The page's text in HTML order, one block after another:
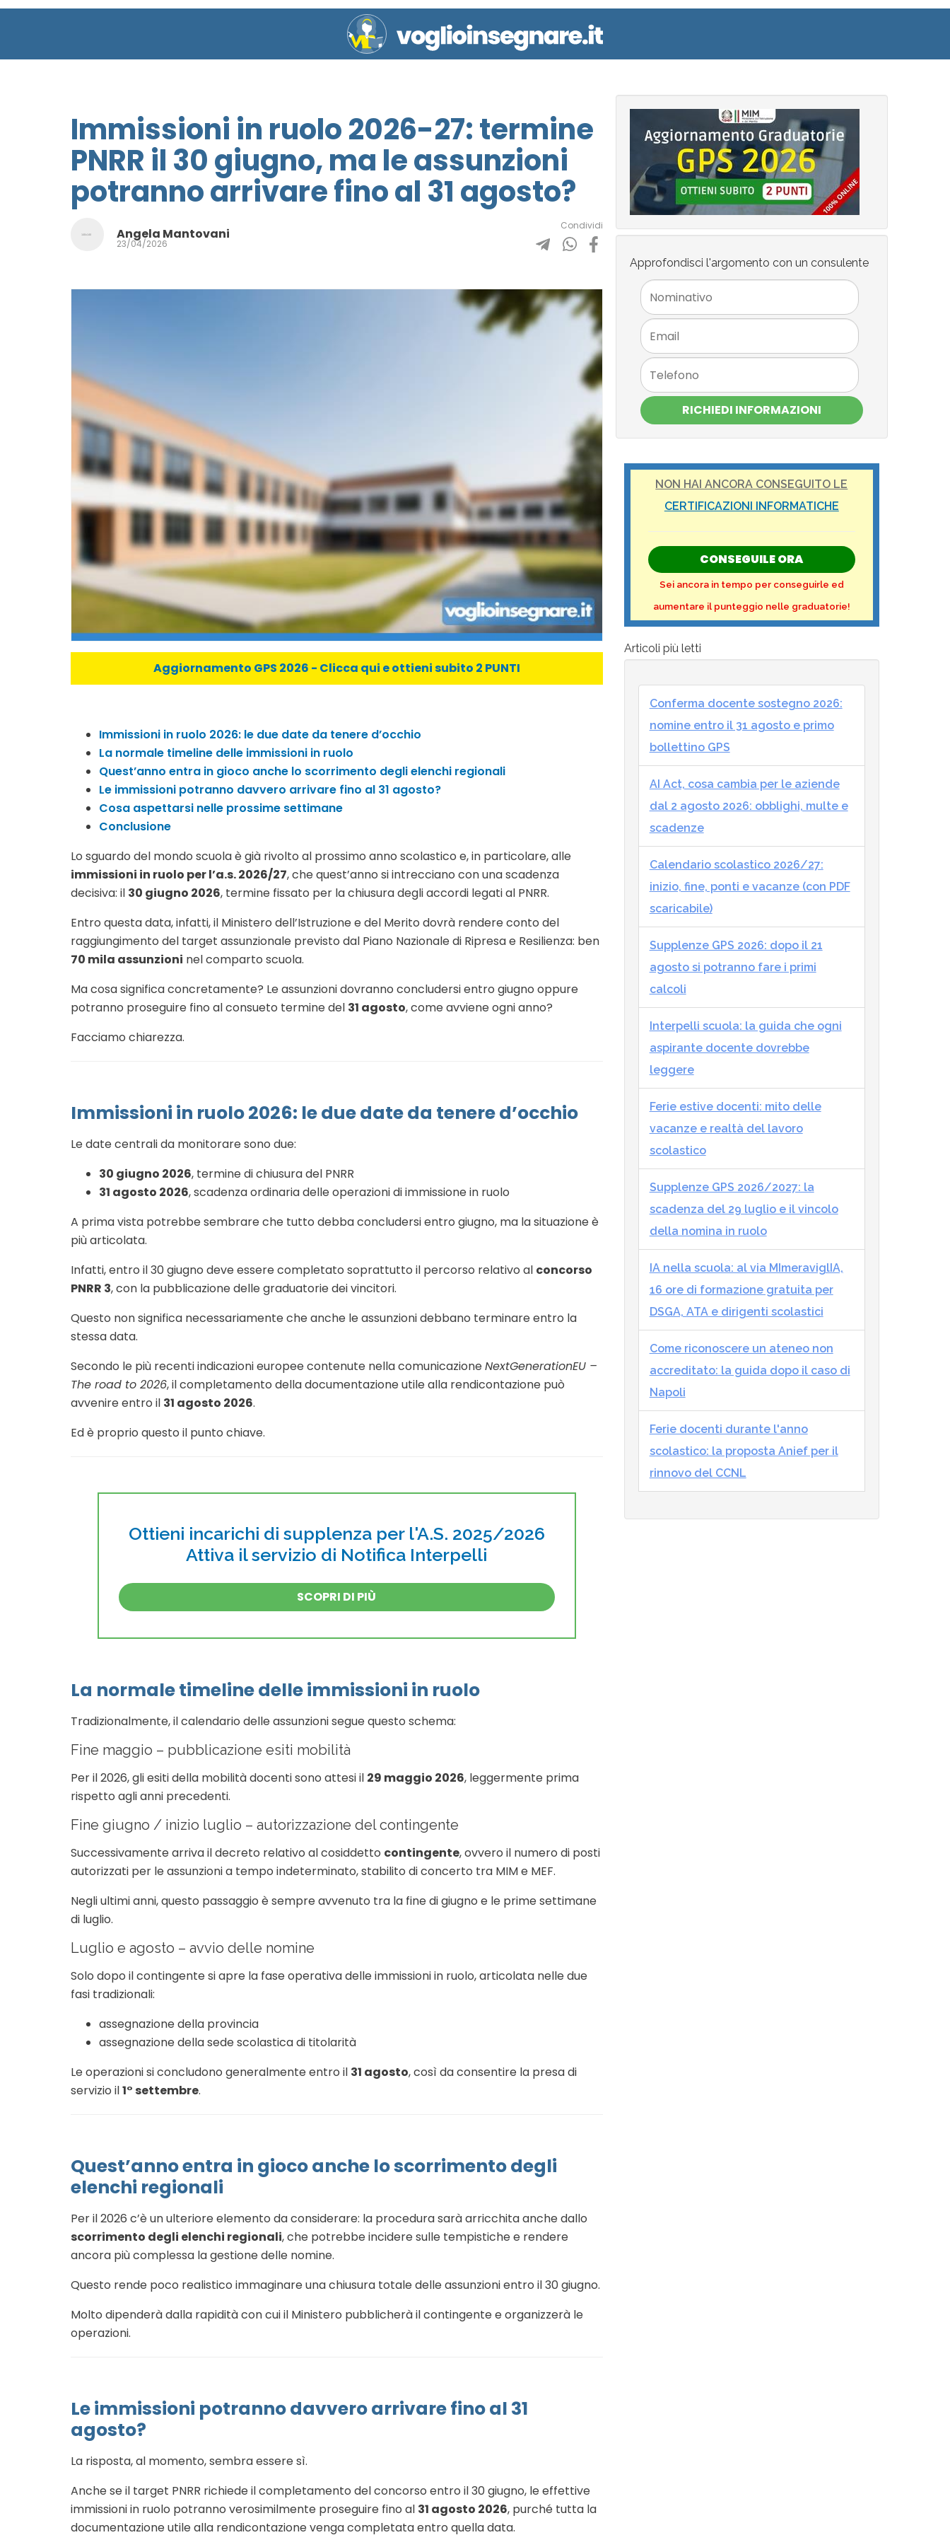
Immissioni in ruolo 2026-27: termine
PNRR il 30 giugno, ma le assunzioni
potranno arrivare fino al 31 agosto?
Angela Mantovani
23/04/2026
Condividi
Aggiornamento GPS 2026 - Clicca qui e ottieni subito 2 PUNTI
Immissioni in ruolo 2026: le due date da tenere d’occhio
La normale timeline delle immissioni in ruolo
Quest’anno entra in gioco anche lo scorrimento degli elenchi regionali
Le immissioni potranno davvero arrivare fino al 31 agosto?
Cosa aspettarsi nelle prossime settimane
Conclusione
Lo sguardo del mondo scuola è già rivolto al prossimo anno scolastico e, in particolare, alle
immissioni in ruolo per l’a.s. 2026/27, che quest’anno si intrecciano con una scadenza
decisiva: il 30 giugno 2026, termine fissato per la chiusura degli accordi legati al PNRR.
Entro questa data, infatti, il Ministero dell’Istruzione e del Merito dovrà rendere conto del
raggiungimento del target assunzionale previsto dal Piano Nazionale di Ripresa e Resilienza: ben
70 mila assunzioni nel comparto scuola.
Ma cosa significa concretamente? Le assunzioni dovranno concludersi entro giugno oppure
potranno proseguire fino al consueto termine del 31 agosto, come avviene ogni anno?
Facciamo chiarezza.
Immissioni in ruolo 2026: le due date da tenere d’occhio
Le date centrali da monitorare sono due:
30 giugno 2026, termine di chiusura del PNRR
31 agosto 2026, scadenza ordinaria delle operazioni di immissione in ruolo
A prima vista potrebbe sembrare che tutto debba concludersi entro giugno, ma la situazione è
più articolata.
Infatti, entro il 30 giugno deve essere completato soprattutto il percorso relativo al concorso
PNRR 3, con la pubblicazione delle graduatorie dei vincitori.
Questo non significa necessariamente che anche le assunzioni debbano terminare entro la
stessa data.
Secondo le più recenti indicazioni europee contenute nella comunicazioneNextGenerationEU –
The road to 2026, il completamento della documentazione utile alla rendicontazione può
avvenire entro il 31 agosto 2026.
Ed è proprio questo il punto chiave.
Ottieni incarichi di supplenza per l'A.S. 2025/2026
Attiva il servizio di Notifica Interpelli
SCOPRI DI PIÙ
La normale timeline delle immissioni in ruolo
Tradizionalmente, il calendario delle assunzioni segue questo schema:
Fine maggio – pubblicazione esiti mobilità
Per il 2026, gli esiti della mobilità docenti sono attesi il 29 maggio 2026, leggermente prima
rispetto agli anni precedenti.
Fine giugno / inizio luglio – autorizzazione del contingente
Successivamente arriva il decreto relativo al cosiddetto contingente, ovvero il numero di posti
autorizzati per le assunzioni a tempo indeterminato, stabilito di concerto tra MIM e MEF.
Negli ultimi anni, questo passaggio è sempre avvenuto tra la fine di giugno e le prime settimane
di luglio.
Luglio e agosto – avvio delle nomine
Solo dopo il contingente si apre la fase operativa delle immissioni in ruolo, articolata nelle due
fasi tradizionali:
assegnazione della provincia
assegnazione della sede scolastica di titolarità
Le operazioni si concludono generalmente entro il 31 agosto, così da consentire la presa di
servizio il1° settembre.
Quest’anno entra in gioco anche lo scorrimento degli
elenchi regionali
Per il 2026 c’è un ulteriore elemento da considerare: la procedura sarà arricchita anche dallo
scorrimento degli elenchi regionali, che potrebbe incidere sulle tempistiche e rendere
ancora più complessa la gestione delle nomine.
Questo rende poco realistico immaginare una chiusura totale delle assunzioni entro il 30 giugno.
Molto dipenderà dalla rapidità con cui il Ministero pubblicherà il contingente e organizzerà le
operazioni.
Le immissioni potranno davvero arrivare fino al 31
agosto?
La risposta, al momento, sembra essere sì.
Anche se il target PNRR richiede il completamento del concorso entro il 30 giugno, le effettive
immissioni in ruolo potranno verosimilmente proseguire fino al 31 agosto 2026, purché tutta la
documentazione utile alla rendicontazione venga completata entro quella data.
Approfondisci l'argomento con un consulente
RICHIEDI INFORMAZIONI
NON HAI ANCORA CONSEGUITO LE
CERTIFICAZIONI INFORMATICHE
CONSEGUILE ORA
Sei ancora in tempo per conseguirle ed
aumentare il punteggio nelle graduatorie!
Articoli più letti
Conferma docente sostegno 2026:
nomine entro il 31 agosto e primo
bollettino GPS
AI Act, cosa cambia per le aziende
dal 2 agosto 2026: obblighi, multe e
scadenze
Calendario scolastico 2026/27:
inizio, fine, ponti e vacanze (con PDF
scaricabile)
Supplenze GPS 2026: dopo il 21
agosto si potranno fare i primi
calcoli
Interpelli scuola: la guida che ogni
aspirante docente dovrebbe
leggere
Ferie estive docenti: mito delle
vacanze e realtà del lavoro
scolastico
Supplenze GPS 2026/2027: la
scadenza del 29 luglio e il vincolo
della nomina in ruolo
IA nella scuola: al via MImeraviglIA,
16 ore di formazione gratuita per
DSGA, ATA e dirigenti scolastici
Come riconoscere un ateneo non
accreditato: la guida dopo il caso di
Napoli
Ferie docenti durante l'anno
scolastico: la proposta Anief per il
rinnovo del CCNL